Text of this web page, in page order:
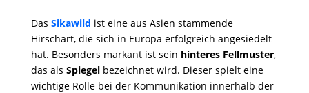
Das Sikawild ist eine aus Asien stammende
Hirschart, die sich in Europa erfolgreich angesiedelt
hat. Besonders markant ist sein hinteres Fellmuster,
das als Spiegelbezeichnet wird. Dieser spielt eine
wichtige Rolle bei der Kommunikation innerhalb der